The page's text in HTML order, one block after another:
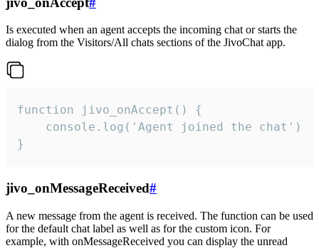
Is executed when an agent accepts the incoming chat or starts the
dialog from the Visitors/All chats sections of the JivoChat app.
function jivo_onAccept() {
}
jivo_onMessageReceived#
A new message from the agent is received. The function can be used
for the default chat label as well as for the custom icon. For
example, with onMessageReceived you can display the unread